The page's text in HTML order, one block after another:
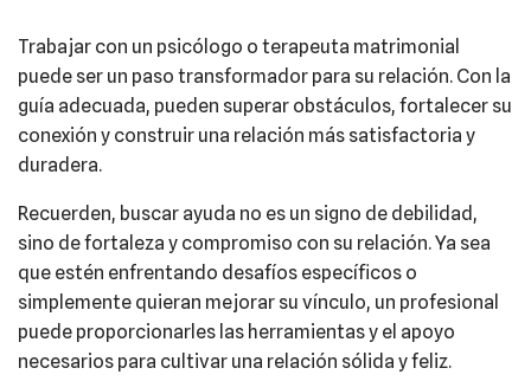
Trabajar con un psicólogo o terapeuta matrimonial
puede ser un paso transformador para su relación. Con la
guía adecuada, pueden superar obstáculos, fortalecer su
conexión y construir una relación más satisfactoria y
duradera.
Recuerden, buscar ayuda no es un signo de debilidad,
sino de fortaleza y compromiso con su relación. Ya sea
que estén enfrentando desafíos específicos o
simplemente quieran mejorar su vínculo, un profesional
puede proporcionarles las herramientas y el apoyo
necesarios para cultivar una relación sólida y feliz.